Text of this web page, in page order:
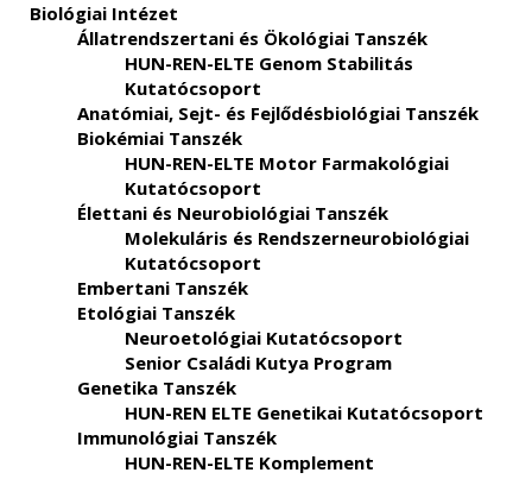
Biológiai Intézet
Állatrendszertani és Ökológiai Tanszék
HUN-REN-ELTE Genom Stabilitás
Kutatócsoport
Anatómiai, Sejt- és Fejlődésbiológiai Tanszék
Biokémiai Tanszék
HUN-REN-ELTE Motor Farmakológiai
Kutatócsoport
Élettani és Neurobiológiai Tanszék
Molekuláris és Rendszerneurobiológiai
Kutatócsoport
Embertani Tanszék
Etológiai Tanszék
Neuroetológiai Kutatócsoport
Senior Családi Kutya Program
Genetika Tanszék
HUN-REN ELTE Genetikai Kutatócsoport
Immunológiai Tanszék
HUN-REN-ELTE Komplement